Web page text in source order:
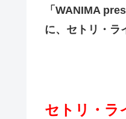
「WANIMA
に、セトリ・ラ
セトリ・ラ